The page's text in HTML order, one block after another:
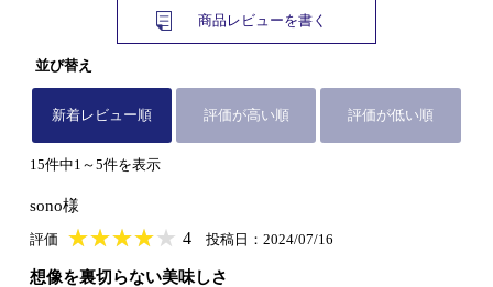
商品レビューを書く
並び替え
新着レビュー順 評価が高い順 評価が低い順
15件中1～5件を表示
sono様
評価 ★★★★★
★★★★★ 4 投稿日：2024/07/16
想像を裏切らない美味しさ